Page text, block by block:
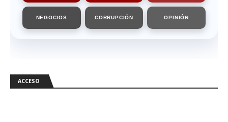
NEGOCIOS CORRUPCIÓN OPINIÓN
ACCESO